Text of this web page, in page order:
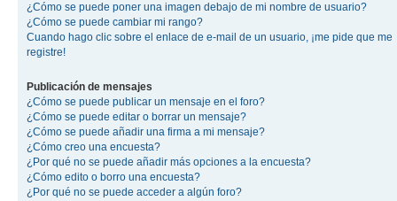
¿Cómo se puede poner una imagen debajo de mi nombre de usuario?
¿Cómo se puede cambiar mi rango?
Cuando hago clic sobre el enlace de e-mail de un usuario, ¡me pide que me
registre!
Publicación de mensajes
¿Cómo se puede publicar un mensaje en el foro?
¿Cómo se puede editar o borrar un mensaje?
¿Cómo se puede añadir una firma a mi mensaje?
¿Cómo creo una encuesta?
¿Por qué no se puede añadir más opciones a la encuesta?
¿Cómo edito o borro una encuesta?
¿Por qué no se puede acceder a algún foro?